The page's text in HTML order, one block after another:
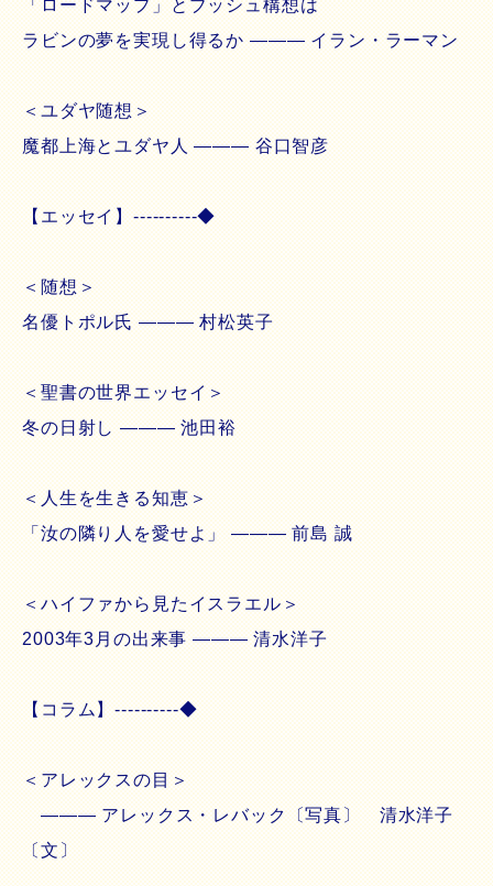
「ロードマップ」とブッシュ構想は
ラビンの夢を実現し得るか ――― イラン・ラーマン
＜ユダヤ随想＞
魔都上海とユダヤ人 ――― 谷口智彦
【エッセイ】----------◆
＜随想＞
名優トポル氏 ――― 村松英子
＜聖書の世界エッセイ＞
冬の日射し ――― 池田裕
＜人生を生きる知恵＞
「汝の隣り人を愛せよ」 ――― 前島 誠
＜ハイファから見たイスラエル＞
2003年3月の出来事 ――― 清水洋子
【コラム】----------◆
＜アレックスの目＞
――― アレックス・レバック〔写真〕 清水洋子
〔文〕